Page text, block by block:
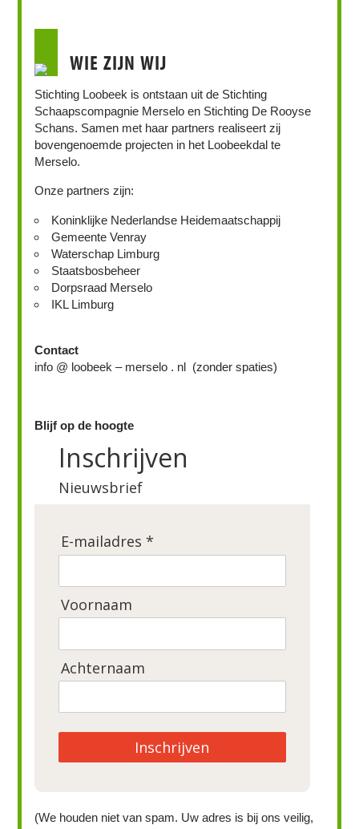
WIE ZIJN WIJ
Stichting Loobeek is ontstaan uit de Stichting
Schaapscompagnie Merselo en Stichting De Rooyse
Schans. Samen met haar partners realiseert zij
bovengenoemde projecten in het Loobeekdal te
Merselo.
Onze partners zijn:
Koninklijke Nederlandse Heidemaatschappij
Gemeente Venray
Waterschap Limburg
Staatsbosbeheer
Dorpsraad Merselo
IKL Limburg
Contact
info @ loobeek – merselo . nl (zonder spaties)
Blijf op de hoogte
Inschrijven
Nieuwsbrief
E-mailadres *
Voornaam
Achternaam
Inschrijven
(We houden niet van spam. Uw adres is bij ons veilig,